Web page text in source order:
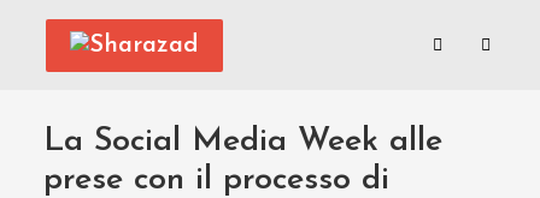
La Social Media Week alle
prese con il processo di